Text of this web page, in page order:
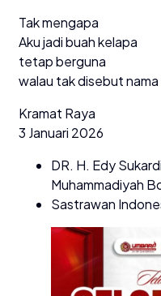
Tak mengapa
Aku jadi buah kelapa
tetap berguna
walau tak disebut nama
Kramat Raya
3 Januari 2026
DR. H. Edy
Muhammadiyah
Sastrawan